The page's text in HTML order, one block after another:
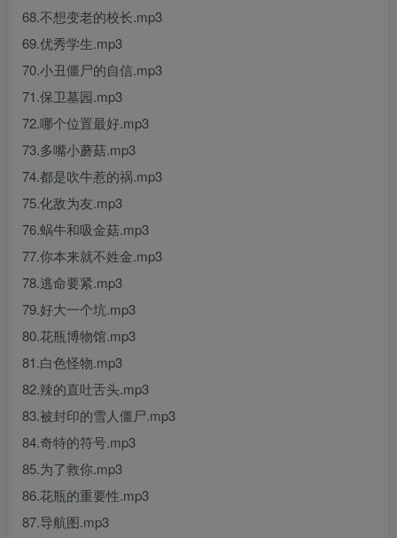
68.不想变老的校长.mp3
69.优秀学生.mp3
70.小丑僵尸的自信.mp3
71.保卫墓园.mp3
72.哪个位置最好.mp3
73.多嘴小蘑菇.mp3
74.都是吹牛惹的祸.mp3
75.化敌为友.mp3
76.蜗牛和吸金菇.mp3
77.你本来就不姓金.mp3
78.逃命要紧.mp3
79.好大一个坑.mp3
80.花瓶博物馆.mp3
81.白色怪物.mp3
82.辣的直吐舌头.mp3
83.被封印的雪人僵尸.mp3
84.奇特的符号.mp3
85.为了救你.mp3
86.花瓶的重要性.mp3
87.导航图.mp3